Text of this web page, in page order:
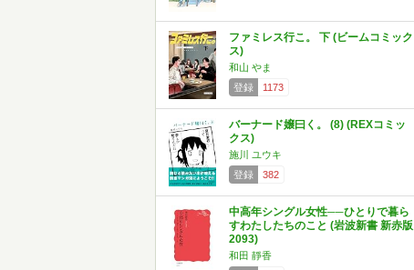
ファミレス行こ。 下 (ビームコミック
ス)
和山 やま
登録
1173
バーナード嬢曰く。 (8) (REXコミッ
クス)
施川 ユウキ
登録
382
中高年シングル女性──ひとりで暮ら
すわたしたちのこと (岩波新書 新赤版
2093)
和田 靜香